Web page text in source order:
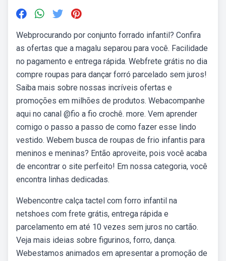
Webprocurando por conjunto forrado infantil? Confira
as ofertas que a magalu separou para você. Facilidade
no pagamento e entrega rápida. Webfrete grátis no dia
compre roupas para dançar forró parcelado sem juros!
Saiba mais sobre nossas incríveis ofertas e
promoções em milhões de produtos. Webacompanhe
aqui no canal @fio a fio crochê. more. Vem aprender
comigo o passo a passo de como fazer esse lindo
vestido. Webem busca de roupas de frio infantis para
meninos e meninas? Então aproveite, pois você acaba
de encontrar o site perfeito! Em nossa categoria, você
encontra linhas dedicadas.
Webencontre calça tactel com forro infantil na
netshoes com frete grátis, entrega rápida e
parcelamento em até 10 vezes sem juros no cartão.
Veja mais ideias sobre figurinos, forro, dança.
Webestamos animados em apresentar a promoção de